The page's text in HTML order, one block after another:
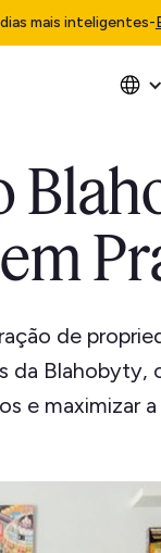
mais inteligentes-
de
da
e maximizar